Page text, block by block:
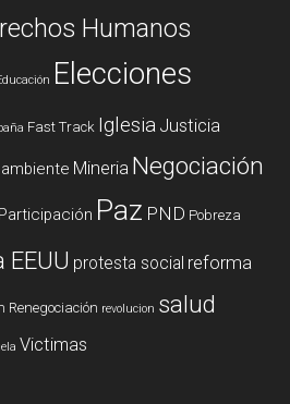
Humanos
Elecciones
Fast Track Iglesia Justicia
Mineria Negociación
Participación Paz PND Pobreza
EEUU protesta social reforma
Renegociación revolucion salud
Victimas